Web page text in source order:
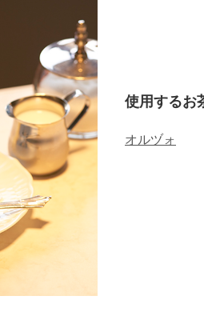
使用するお
オルヅォ